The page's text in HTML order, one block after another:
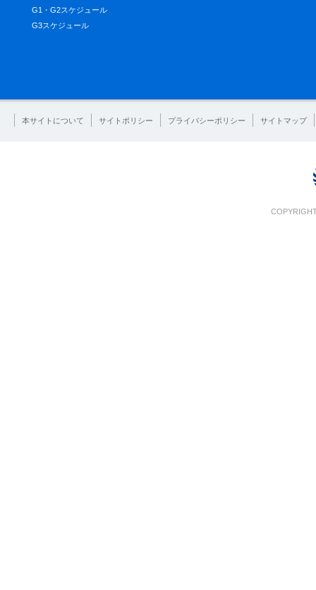
G1・G2スケジュール
G3スケジュール
本サイトについて サイトポリシー プライバシーポリシー サイトマップ